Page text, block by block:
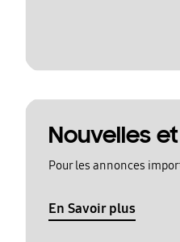
Nouvelles
Pour les annonces
En Savoir plus